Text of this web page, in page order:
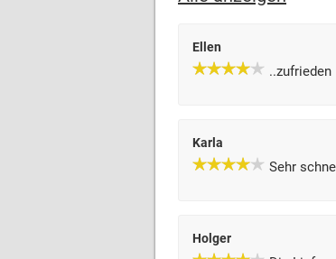
Ellen
..zufrieden
Karla
Sehr
Holger